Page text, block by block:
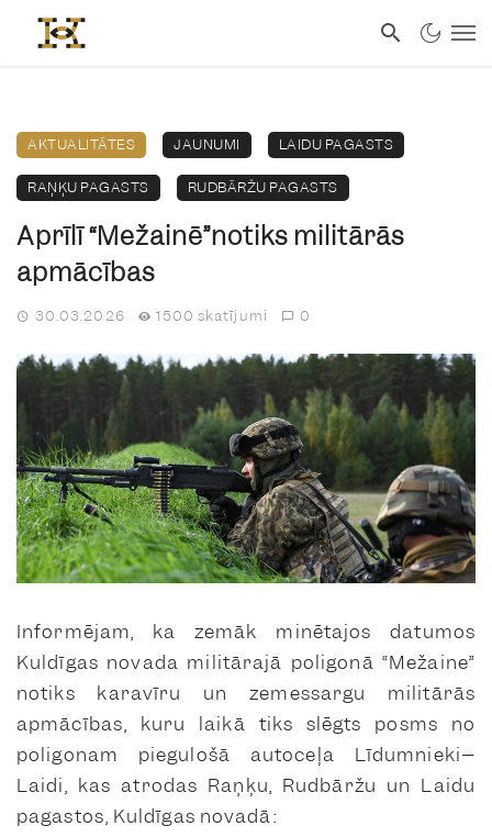
AKTUALITĀTES JAUNUMI LAIDU PAGASTS
RAŅĶU PAGASTS RUDBĀRŽU PAGASTS
Aprīlī “Mežainē”notiks militārās
apmācības
30.03.2026 1500 skatījumi 0
Informējam, ka zemāk minētajos datumos
Kuldīgas novada militārajā poligonā “Mežaine”
notiks karavīru un zemessargu militārās
apmācības, kuru laikā tiks slēgts posms no
poligonam piegulošā autoceļa Līdumnieki–
Laidi, kas atrodas Raņķu, Rudbāržu un Laidu
pagastos, Kuldīgas novadā: